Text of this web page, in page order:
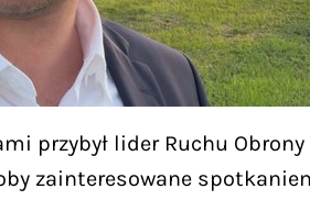
przybył lider Ruchu
zainteresowane